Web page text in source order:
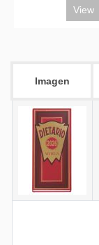
Imagen